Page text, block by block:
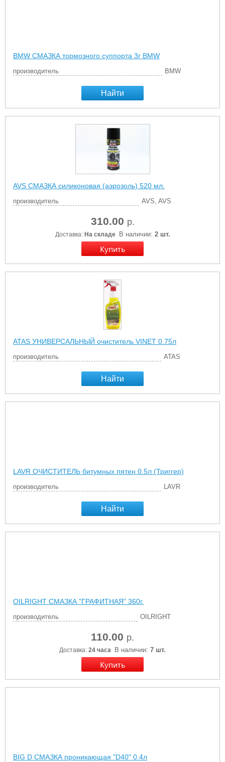
BMW СМАЗКА тормозного суппорта 3г BMW
производитель BMW
Найти
AVS СМАЗКА силиконовая (аэрозоль) 520 мл.
производитель AVS, AVS
310.00 р.
Доставка: На складе В наличии: 2 шт.
ATAS УНИВЕРСАЛЬНЫЙ очиститель VINET 0.75л
производитель ATAS
Найти
LAVR ОЧИСТИТЕЛЬ битумных пятен 0.5л (Триггер)
производитель LAVR
Найти
OILRIGHT СМАЗКА "ГРАФИТНАЯ" 360г.
производитель OILRIGHT
110.00 р.
Доставка: 24 часа В наличии: 7 шт.
BIG D СМАЗКА проникающая "D40" 0.4л